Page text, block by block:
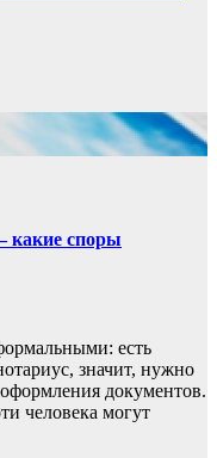
какие споры
есть
значит, нужно
документов.
человека могут